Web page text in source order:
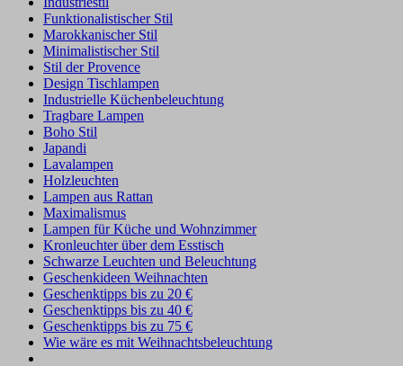
Funktionalistischer Stil
Marokkanischer Stil
Minimalistischer Stil
Stil der Provence
Design Tischlampen
Industrielle Küchenbeleuchtung
Tragbare Lampen
Boho Stil
Japandi
Lavalampen
Holzleuchten
Lampen aus Rattan
Maximalismus
Lampen für Küche und Wohnzimmer
Kronleuchter über dem Esstisch
Schwarze Leuchten und Beleuchtung
Geschenkideen Weihnachten
Geschenktipps bis zu 20 €
Geschenktipps bis zu 40 €
Geschenktipps bis zu 75 €
Wie wäre es mit Weihnachtsbeleuchtung